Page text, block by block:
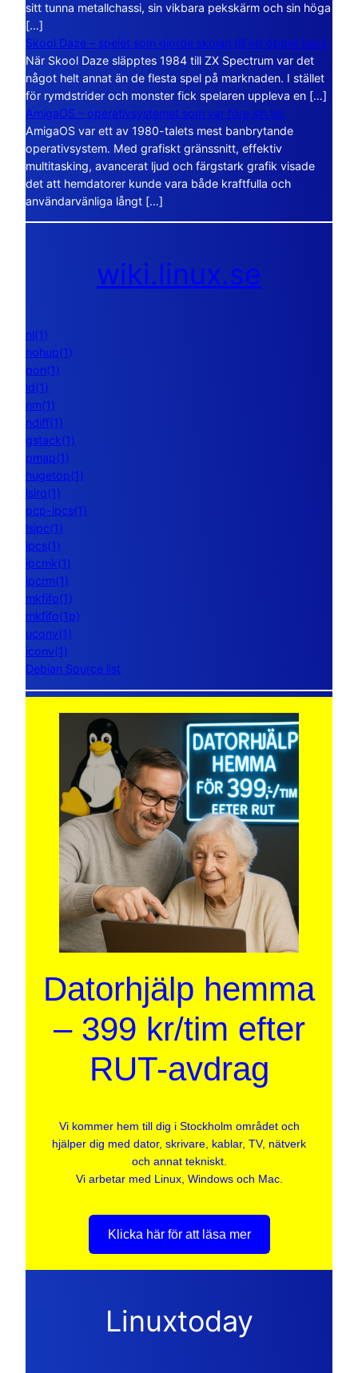
sitt tunna metallchassi, sin vikbara pekskärm och sin höga
[…]
Skool Daze – spelet som gjorde skolan till ett öppet kaos
När Skool Daze släpptes 1984 till ZX Spectrum var det
något helt annat än de flesta spel på marknaden. I stället
för rymdstrider och monster fick spelaren uppleva en […]
AmigaOS – operativsystemet som var före sin tid
AmigaOS var ett av 1980-talets mest banbrytande
operativsystem. Med grafiskt gränssnitt, effektiv
multitasking, avancerat ljud och färgstark grafik visade
det att hemdatorer kunde vara både kraftfulla och
användarvänliga långt […]
wiki.linux.se
nl(1)
nohup(1)
pon(1)
ld(1)
nm(1)
ndiff(1)
gstack(1)
pmap(1)
hugetop(1)
lsirq(1)
pcp-ipcs(1)
lsipc(1)
ipcs(1)
ipcmk(1)
ipcrm(1)
mkfifo(1)
mkfifo(1p)
uconv(1)
iconv(1)
Debian Source list
Datorhjälp hemma
– 399 kr/tim efter
RUT-avdrag
Vi kommer hem till dig i Stockholm området och
hjälper dig med dator, skrivare, kablar, TV, nätverk
och annat tekniskt.
Vi arbetar med Linux, Windows och Mac.
Klicka här för att läsa mer
Linuxtoday